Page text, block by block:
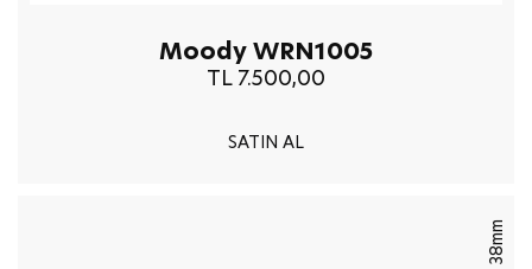
Moody WRN1005
TL 7.500,00
SATIN AL
38mm